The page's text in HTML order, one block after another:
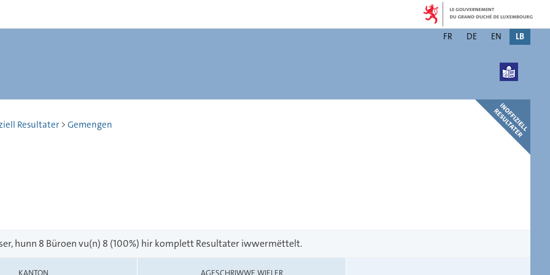
Changer
FR DE EN LB
Resultater > Gemengen
hunn 8 Büroen vu(n) 8 (100%) hir komplett Resultater iwwermëttelt.
KANTON
AGESCHRIWWE WIELER